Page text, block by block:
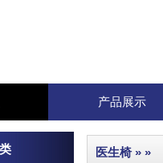
产品展示
医生椅» »